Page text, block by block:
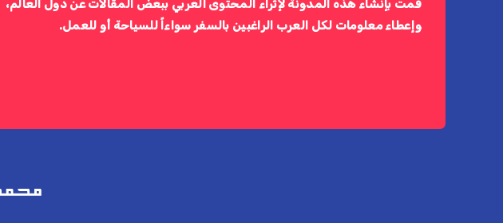
قمت بإنشاء هذه المدونة لإثراء المحتوى العربي ببعض المقالات عن دول العالم،
وإعطاء معلومات لكل العرب الراغبين بالسفر سواءاً للسياحة أو للعمل.